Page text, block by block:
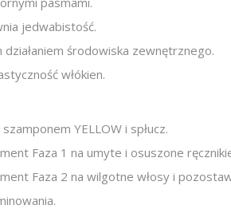
jedwabistość.
środowiska zewnętrznego.
włókien.
YELLOW i spłucz.
Faza 1 na umyte i osuszone
Faza 2 na wilgotne włosy i